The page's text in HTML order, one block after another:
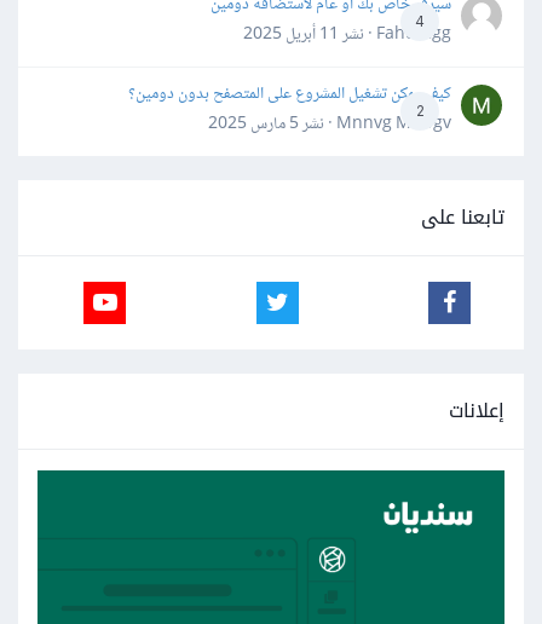
4
Fahd Ggg · نشر
11 أبريل 2025
2
كيف يمكن تشغيل المشروع على المتصفح بدون دومين؟
Mnnvg Mnbgv · نشر
5 مارس 2025
تابعنا على
إعلانات